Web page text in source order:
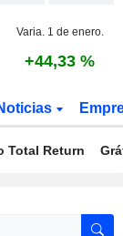
Varia. 1 de enero.
+44,33 %
Total Return